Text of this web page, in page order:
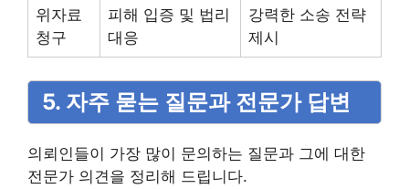
위자료
청구
피해 입증 및 법리
대응
강력한 소송 전략
제시
5. 자주 묻는 질문과 전문가 답변
의뢰인들이 가장 많이 문의하는 질문과 그에 대한
전문가 의견을 정리해 드립니다.